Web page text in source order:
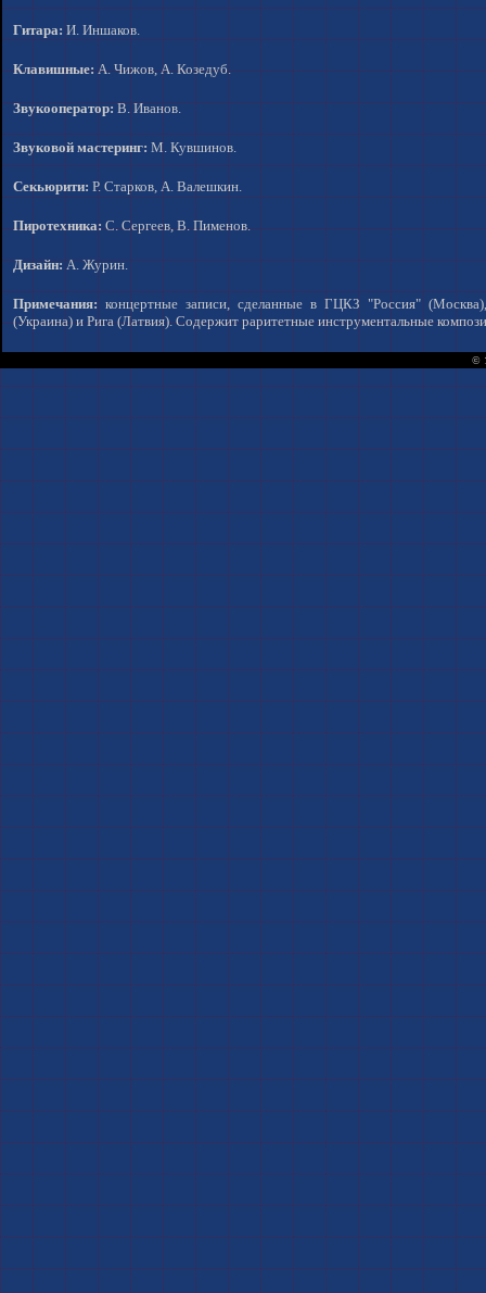
Гитара: И. Иншаков.
Клавишные: А. Чижов, А. Козедуб.
Звукооператор: В. Иванов.
Звуковой мастеринг: М. Кувшинов.
Секьюрити: Р. Старков, А. Валешкин.
Пиротехника:С. Сергеев, В. Пименов.
Дизайн: А. Журин.
Примечания: концертные записи, сделанные в ГЦКЗ "Россия"
(Украина) и Рига (Латвия). Содержит раритетные инструментальные
©